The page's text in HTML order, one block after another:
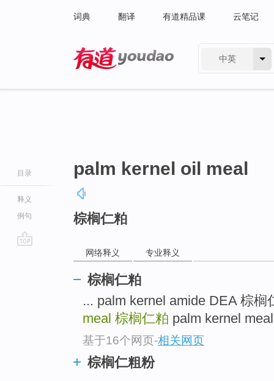
词典 翻译 有道精品课 云笔记
中英
目录
释义
例句
palm kernel oil meal
棕榈仁粕
网络释义 专业释义
棕榈仁粕
... palm kernel amide DEA 棕
meal 棕榈仁粕 palm kernel
基于16个网页-相关网页
棕榈仁粗粉